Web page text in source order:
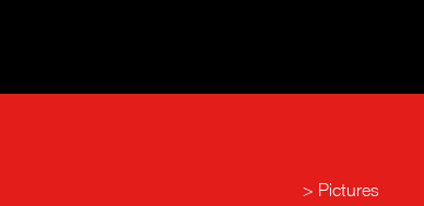
Pictures